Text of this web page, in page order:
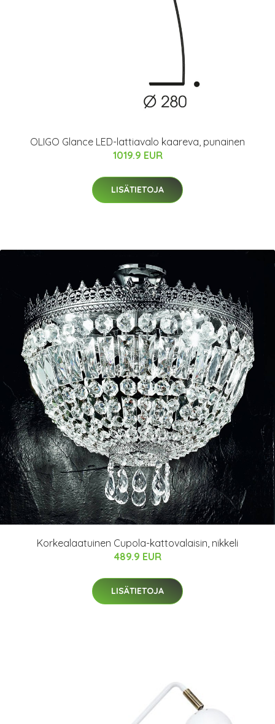
OLIGO Glance LED-lattiavalo kaareva, punainen
1019.9 EUR
LISÄTIETOJA
Korkealaatuinen Cupola-kattovalaisin, nikkeli
489.9 EUR
LISÄTIETOJA